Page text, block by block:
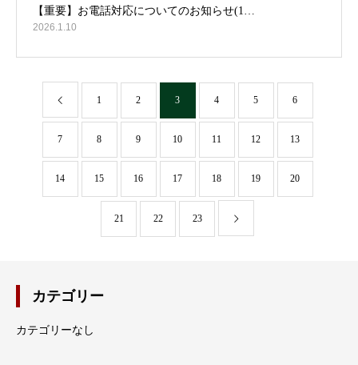
2026.1.10
1 2 3 4 5 6
7 8 9 10 11 12 13
14 15 16 17 18 19 20
21 22 23
カテゴリー
カテゴリーなし